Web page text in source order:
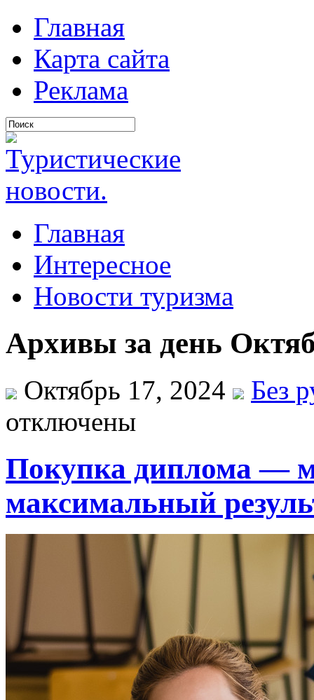
Главная
Карта сайта
Реклама
Главная
Интересное
Новости туризма
Архивы за день
Октябрь 17, 2024
Без
отключены
Покупка диплома —
максимальный